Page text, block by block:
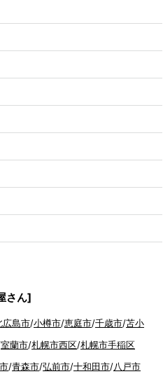
さん]
広島市/小樽市/恵庭市/千歳市/苫小
室蘭市/札幌市西区/札幌市手稲区
/青森市/弘前市/十和田市/八戸市